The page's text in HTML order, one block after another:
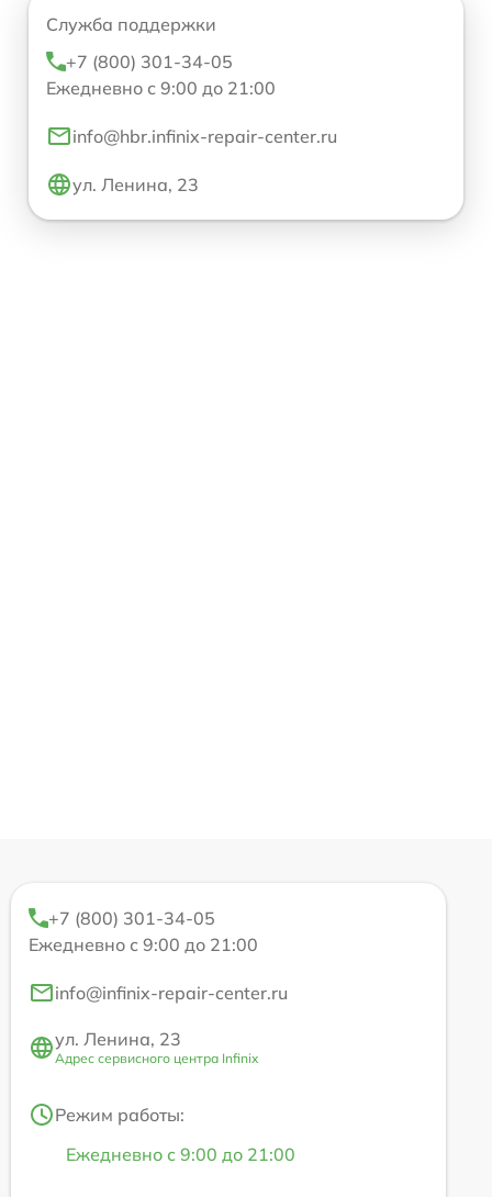
Служба поддержки
+7 (800) 301-34-05
Ежедневно с 9:00 до 21:00
info@hbr.infinix-repair-center.ru
ул. Ленина, 23
+7 (800) 301-34-05
Ежедневно с 9:00 до 21:00
info@infinix-repair-center.ru
ул. Ленина, 23
Адрес сервисного центра Infinix
Режим работы:
Ежедневно с 9:00 до 21:00